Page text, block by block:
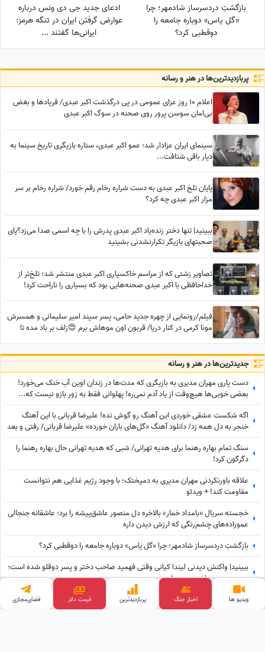
بازگشتِ دردسرساز شادمهر؛ چرا
«گل یاس» دوباره جامعه را
دو‌قطبی کرد؟
ادعای جدید جی دی ونس درباره
عوارض گرفتن ایران در تنگه هرمز:
ایرانی‌ها گفتند ...
پربازدید‌ترین‌ها در هنر و رسانه
اعلام 10 روز عزای عمومی در پی درگذشت اکبر عبدی/ فریادها و بغض
بی‌امان سوسن پرور روی صحنه در سوگ اکبر عبدی
سینمای ایران عزادار شد؛ عمو اکبر عبدی، ستاره بازیگری تاریخ سینما به
دیار باقی شتافت...
پایان تلخ اکبر عبدی به دست شراره رخام رقم خورد/ شراره رخام بر سر
مزار اکبر عبدی چه کرد؟
ببینید| تنها دختر زنده‌یاد اکبر عبدی پدرش را با چه اسمی صدا می‌زد؟پای
صحبتهای بازیگر تکرارنشدنی بشینید
تصاویر زشتی که از مراسم خاکسپاری اکبر عبدی منتشر شد؛ تلخ‌تر از
خداحافظی با اکبر عبدی صحنه‌هایی بود که بسیاری را ناراحت کرد!
فیلم/رونمایی از چهره جدید حامی، پسر سپند امیر سلیمانی و همسرش
مونا کرمی در کنار دریا/ قربون اون موهاش برم 😍زلف بر باد مده تا
جدید‌ترین‌ها در هنر و رسانه
دست یاری مهران مدیری به بازیگری که مدت‌ها در زندان اوین آب خنک می‌خورد!
بعضی خوبی‌ها هیچ‌وقت از یاد آدم نمی‌ره! پهلوانی فقط به زور بازو نیست که...
اگه شکست عشقی خوردی این آهنگ رو گوش نده! علیرضا قربانی با این آهنگ
خنجر به دل همه زد/ دانلود آهنگ «گل‌های باران خورده» علیرضا قربانی/ رفتی و بعد
از تو دنیا غرق شد در گریه‌هایم💔
سنگ تمام بهاره رهنما برای هدیه تهرانی/ شبی که هدیه تهرانی حال بهاره رهنما را
دگرگون کرد!
علاقه باورنکردنی مهران مدیری به دمپختک؛ با وجود رژیم غذایی هم نتوانست
مقاومت کند! + ویدئو
خجسته سریال «بامداد خمار» بالاخره دل منصور عاشق‌پیشه را برد؛ عاشقانه جنجالی
عموزاده‌های چشم‌رنگی که ارزش دیدن داره
بازگشتِ دردسرساز شادمهر؛ چرا «گل یاس» دوباره جامعه را دو‌قطبی کرد؟
ببینید| واکنش دیدنی لیندا کیانی وقتی فهمید صاحب دختر و پسر دوقلو شده است؛
حس عجیبی داشتم چون فهمیدم پسرم یه...
علیرضا خمسه بازیگر سریال پایتخت: در سریال پایتخت من نقش پیرمردی را داشتم
که هیچ دیالوگی نداشت! پنجعلی از طریق نگاهش با مردم حرف می زد
ویدیو ها اخبار جنگ پربازدید‌ترین قیمت طلا فضای‌مجازی